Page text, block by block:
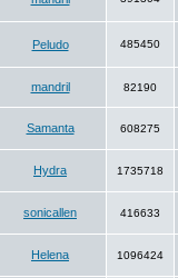
Peludo 485450
mandril 82190
Samanta 608275
Hydra 1735718
sonicallen 416633
Helena 1096424